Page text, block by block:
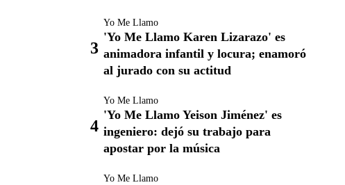
Yo Me Llamo
'Yo Me Llamo Karen Lizarazo' es
animadora infantil y locura; enamoró
al jurado con su actitud
Yo Me Llamo
'Yo Me Llamo Yeison Jiménez' es
ingeniero: dejó su trabajo para
apostar por la música
Yo Me Llamo